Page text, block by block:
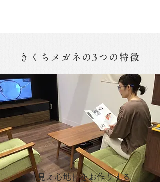
きくちメガネの3つの特徴
「見え心地」をお作りする